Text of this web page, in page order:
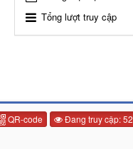
Tổng lượt truy cập
QR-code Đang truy cập: 52